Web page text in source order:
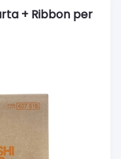
+ Ribbon per